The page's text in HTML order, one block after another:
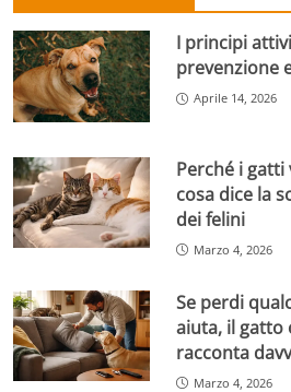
I principi
prevenzione
Aprile 14, 2026
Perché i
cosa dice la
dei felini
Marzo 4, 2026
Se perdi
aiuta, il gatto
racconta
Marzo 4, 2026